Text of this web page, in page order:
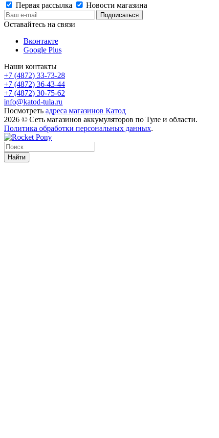
Первая рассылка
Новости магазина
Оставайтесь на связи
Вконтакте
Google Plus
Наши контакты
+7 (4872) 33-73-28
+7 (4872) 36-43-44
+7 (4872) 30-75-62
info@katod-tula.ru
Посмотреть адреса магазинов Катод
2026 © Сеть магазинов аккумуляторов по Туле и области.
Политика обработки персональных данных.
Найти